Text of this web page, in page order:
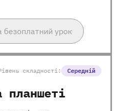
безоплатний урок
складності: Середній
планшеті